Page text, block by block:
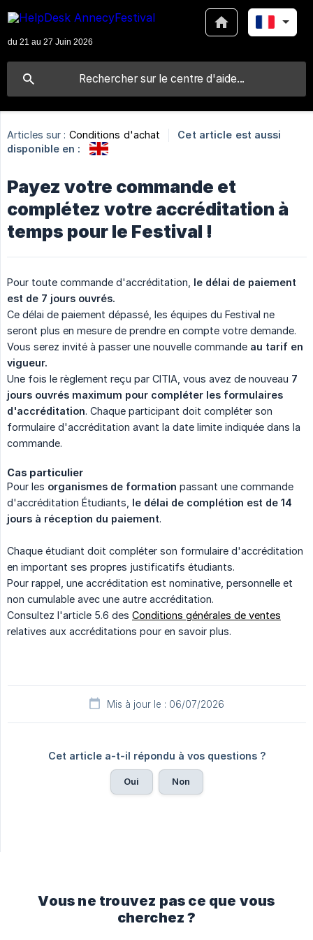
Articles sur : Conditions d'achat
Cet article est aussi
disponible en :
Payez votre commande et
complétez votre accréditation à
temps pour le Festival !
Pour toute commande d'accréditation, le délai de paiement
est de 7 jours ouvrés.
Ce délai de paiement dépassé, les équipes du Festival ne
seront plus en mesure de prendre en compte votre demande.
Vous serez invité à passer une nouvelle commande au tarif en
vigueur.
Une fois le règlement reçu par CITIA, vous avez de nouveau 7
jours ouvrés maximum pour compléter les formulaires
d'accréditation. Chaque participant doit compléter son
formulaire d'accréditation avant la date limite indiquée dans la
commande.
Cas particulier
Pour les organismes de formation passant une commande
d'accréditation Étudiants, le délai de complétion est de 14
jours à réception du paiement.
Chaque étudiant doit compléter son formulaire d'accréditation
en important ses propres justificatifs étudiants.
Pour rappel, une accréditation est nominative, personnelle et
non cumulable avec une autre accréditation.
Consultez l'article 5.6 des Conditions générales de ventes
relatives aux accréditations pour en savoir plus.
Mis à jour le : 06/07/2026
Cet article a-t-il répondu à vos questions ?
Oui Non
Vous ne trouvez pas ce que vous
cherchez ?